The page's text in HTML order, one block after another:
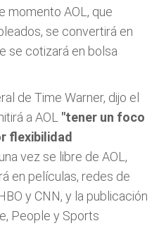
momento AOL, que
se convertirá en
se cotizará en bolsa
de Time Warner, dijo el
a AOL "tener un foco
flexibilidad
vez se libre de AOL,
en películas, redes de
y CNN, y la publicación
People y Sports